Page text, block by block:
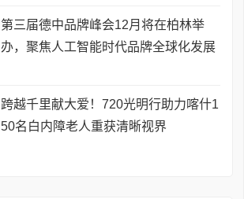
第三届德中品牌峰会12月将在柏林举
办，聚焦人工智能时代品牌全球化发展
跨越千里献大爱！720光明行助力喀什1
50名白内障老人重获清晰视界